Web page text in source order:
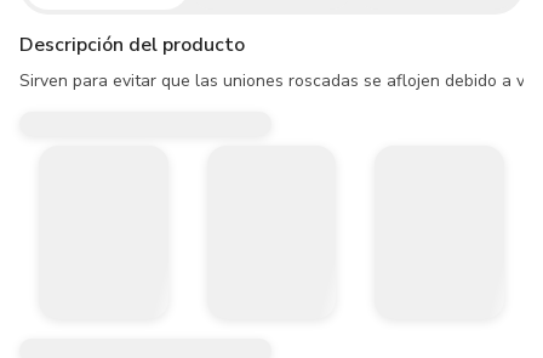
Descripción del producto
Sirven para evitar que las uniones roscadas se aflojen debido a